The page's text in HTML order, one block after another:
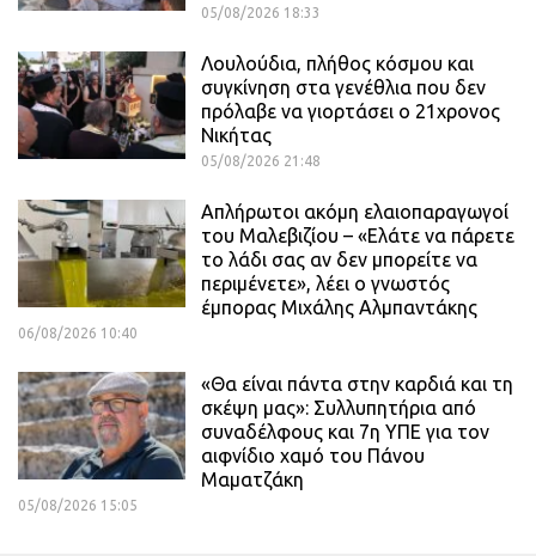
05/08/2026 18:33
Λουλούδια, πλήθος κόσμου και
συγκίνηση στα γενέθλια που δεν
πρόλαβε να γιορτάσει ο 21χρονος
Νικήτας
05/08/2026 21:48
Απλήρωτοι ακόμη ελαιοπαραγωγοί
του Μαλεβιζίου – «Ελάτε να πάρετε
το λάδι σας αν δεν μπορείτε να
περιμένετε», λέει ο γνωστός
έμπορας Μιχάλης Αλμπαντάκης
06/08/2026 10:40
«Θα είναι πάντα στην καρδιά και τη
σκέψη μας»: Συλλυπητήρια από
συναδέλφους και 7η ΥΠΕ για τον
αιφνίδιο χαμό του Πάνου
Μαματζάκη
05/08/2026 15:05